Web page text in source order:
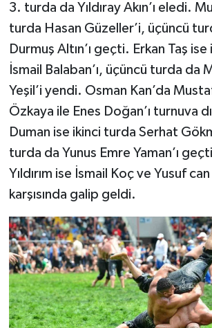
3. turda da Yıldıray Akın’ı eledi.
turda Hasan Güzeller’i, üçüncü
Durmuş Altın’ı geçti. Erkan Taş
İsmail Balaban’ı, üçüncü turda da
Yeşil’i yendi. Osman Kan’da
Özkaya ile Enes Doğan’ı turnuva
Duman ise ikinci turda Serhat
turda da Yunus Emre Yaman’ı
Yıldırım ise İsmail Koç ve Yusuf
karşısında galip geldi.